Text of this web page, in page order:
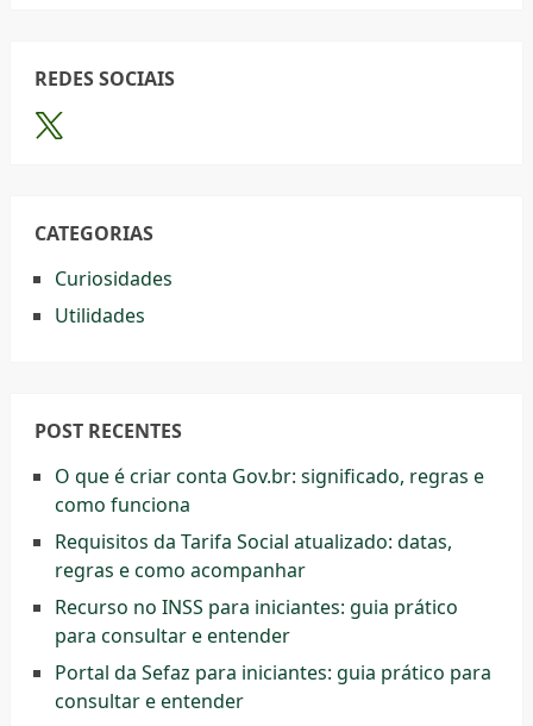
REDES SOCIAIS
CATEGORIAS
Curiosidades
Utilidades
POST RECENTES
O que é criar conta Gov.br: significado, regras e
como funciona
Requisitos da Tarifa Social atualizado: datas,
regras e como acompanhar
Recurso no INSS para iniciantes: guia prático
para consultar e entender
Portal da Sefaz para iniciantes: guia prático para
consultar e entender